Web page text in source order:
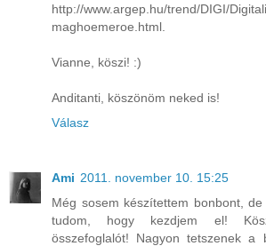
http://www.argep.hu/trend/DIGI/
maghoemeroe.html.
Vianne, köszi! :)
Anditanti, köszönöm neked is!
Válasz
Ami 2011. november 10. 15:25
Még sosem készítettem bonbont, de
tudom, hogy kezdjem el!
összefoglalót! Nagyon tetszenek a